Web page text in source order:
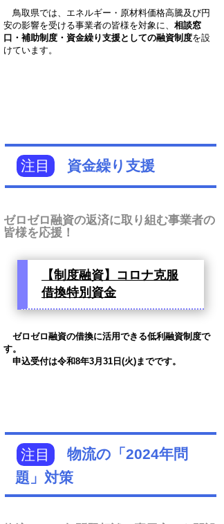
鳥取県では、エネルギー・原材料価格高騰及び円
安の影響を受ける事業者の皆様を対象に、 相談窓
口・補助制度・資金繰り支援としての融資制度を設
けています。
注目 資金繰り支援
ゼロゼロ融資の返済に取り組む事業者の
皆様を応援！
【制度融資】コロナ克服
借換特別資金
ゼロゼロ融資の借換に活用できる低利融資制度で
す。
申込受付は令和8年3月31日(火)までです。
注目
物流の「2024年問
題」対策